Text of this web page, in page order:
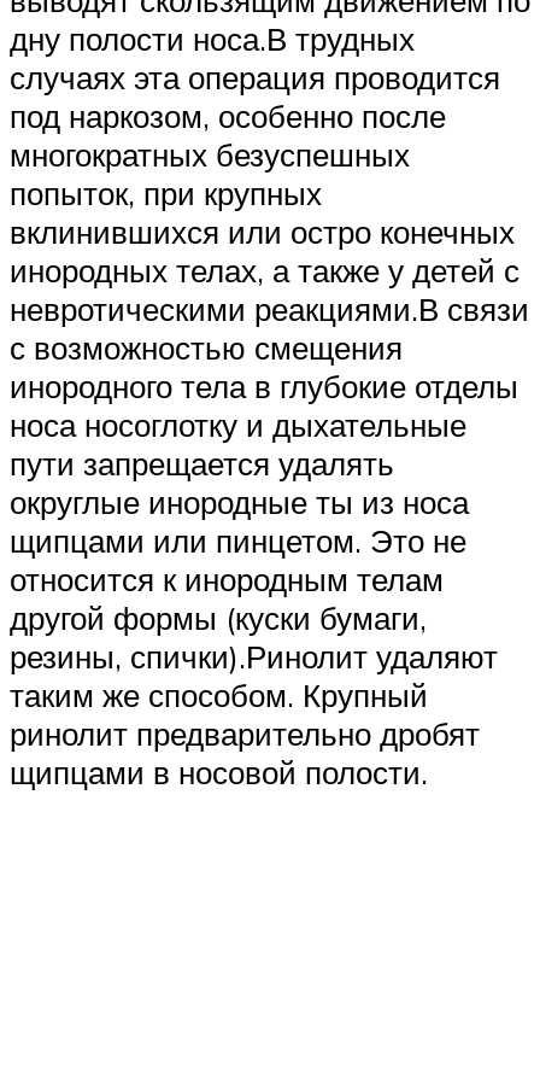
дну полости носа.В трудных
случаях эта операция проводится
под наркозом, особенно после
многократных безуспешных
попыток, при крупных
вклинившихся или остро конечных
инородных телах, а также у детей с
невротическими реакциями.В связи
с возможностью смещения
инородного тела в глубокие отделы
носа носоглотку и дыхательные
пути запрещается удалять
округлые инородные ты из носа
щипцами или пинцетом. Это не
относится к инородным телам
другой формы (куски бумаги,
резины, спички).Ринолит удаляют
таким же способом. Крупный
ринолит предварительно дробят
щипцами в носовой полости.